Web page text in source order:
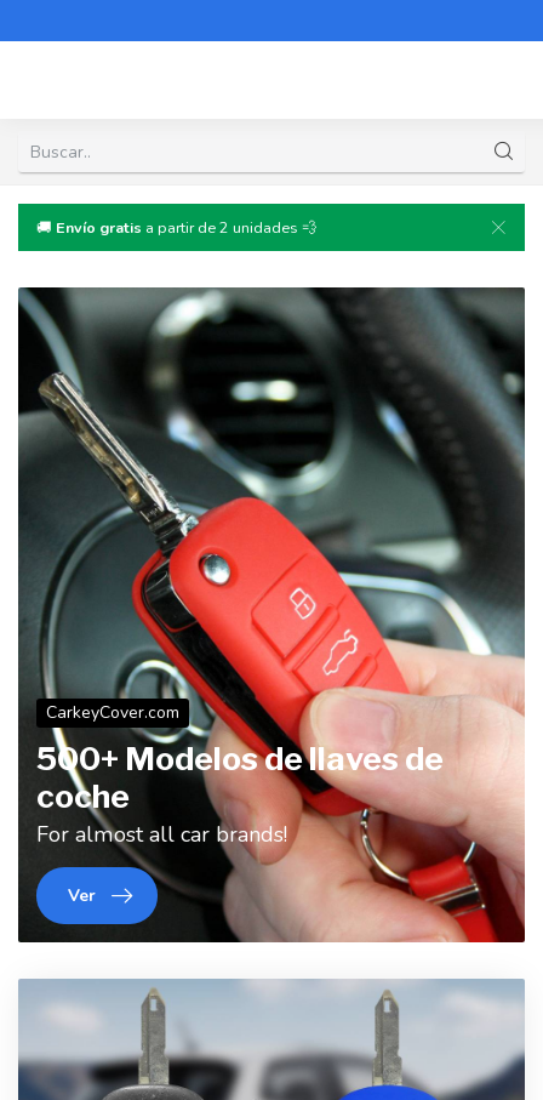
🚚 Envío gratis a partir de 2 unidades 💨
CarkeyCover.com
500+ Modelos de llaves de
coche
For almost all car brands!
Ver